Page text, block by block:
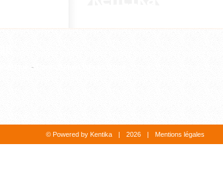
-
© Powered by Kentika | 2026 | Mentions légales